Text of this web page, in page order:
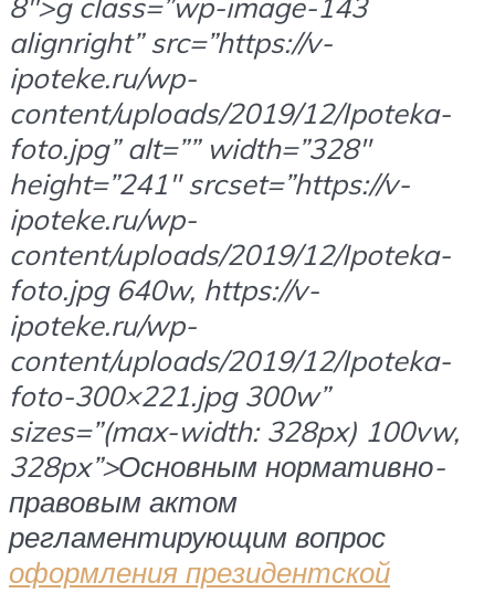
alignright” src=”https://v-
ipoteke.ru/wp-
content/uploads/2019/12/Ipoteka-
foto.jpg” alt=”” width=”328″
height=”241″ srcset=”https://v-
ipoteke.ru/wp-
content/uploads/2019/12/Ipoteka-
foto.jpg 640w, https://v-
ipoteke.ru/wp-
content/uploads/2019/12/Ipoteka-
foto-300×221.jpg 300w”
sizes=”(max-width: 328px) 100vw,
328px”>Основным нормативно-
правовым актом
регламентирующим вопрос
оформления президентской